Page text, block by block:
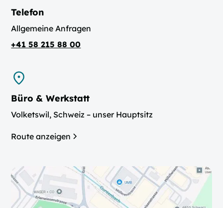
Telefon
Allgemeine Anfragen
+41 58 215 88 00
Büro & Werkstatt
Volketswil, Schweiz – unser Hauptsitz
Route anzeigen